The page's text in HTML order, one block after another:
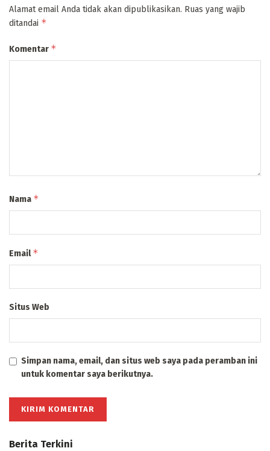
Alamat email Anda tidak akan dipublikasikan. Ruas yang wajib
ditandai *
Komentar *
Nama *
Email*
Situs Web
Simpan nama, email, dan situs web saya pada peramban ini
untuk komentar saya berikutnya.
Berita Terkini